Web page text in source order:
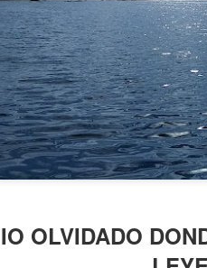
OLVIDADO
LECCIÓN QUE